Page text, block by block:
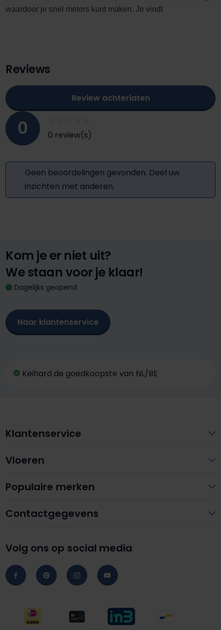
waardoor je snel meters kunt maken. Je vindt
Reviews
0 0 review(s)
Review achterlaten
Geen beoordelingen gevonden. Deel uw
inzichten met anderen.
Kom je er niet uit?
We staan voor je klaar!
Dagelijks geopend
Naar klantenservice
Keihard de goedkoopste van NL/BE
Contactgegevens
Volg ons op social media
Klantenservice
Vloeren
Populaire merken